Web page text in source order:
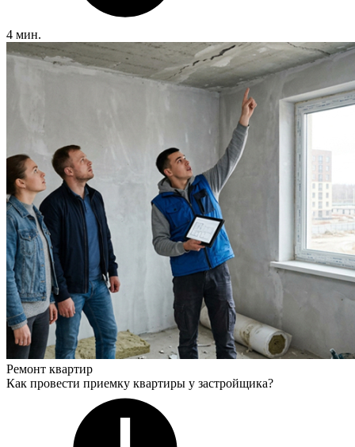
4 мин.
Ремонт квартир
Как провести приемку квартиры у застройщика?